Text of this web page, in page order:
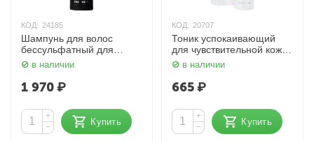
КОД: 24185
Шампунь для волос
бессульфатный для
ежедневного применения
420 мл Aravia
в наличии
1 970₽
+
−
Купить
КОД: 20707
Тоник успокаивающий
для чувствительной кожи
головы / Calming Skin
в наличии
665₽
+
−
Купить